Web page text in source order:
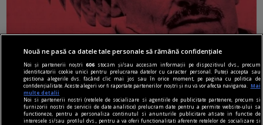
Nouă ne pasă ca datele tale personale să rămână confidențiale
Noi și partenerii noștri606 stocăm și/sau accesăm informații pe dispozitivul dvs., precum
identificatorii cookie unici pentru prelucrarea datelor cu caracter personal. Puteți accepta sau
gestiona alegerile dvs. făcând clic mai jos sau în orice moment, pe pagina cu politica de
confidențialitate. Aceste alegeri vor fi raportate partenerilor noștri și nu vă vor afecta navigarea.
Mai
multe detalii
Noi si partenerii nostri (retelele de socializare si agentiile de publicitate partenere, precum si
furnizorii nostri de servicii de date analitice) prelucram date pentru a permite website-ului sa
functioneze, pentru a personaliza continutul si anunturile publicitare afisate in functie de
interesele si/sau profilul dvs., pentru a va oferi functionalitati aferente retelelor de socializare si